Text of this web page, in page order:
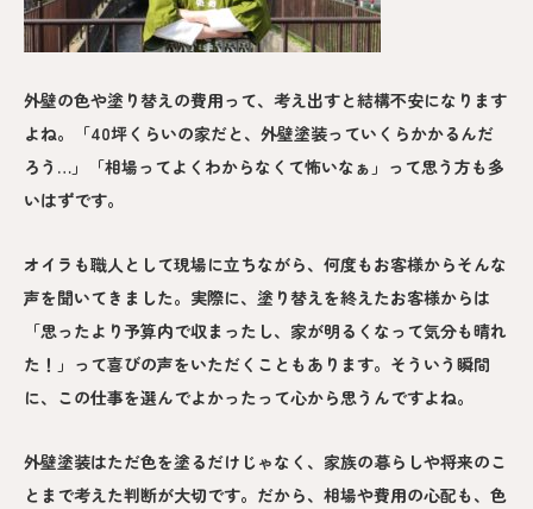
外壁の色や塗り替えの費用って、考え出すと結構不安になります
よね。「40坪くらいの家だと、外壁塗装っていくらかかるんだ
ろう…」「相場ってよくわからなくて怖いなぁ」って思う方も多
いはずです。
オイラも職人として現場に立ちながら、何度もお客様からそんな
声を聞いてきました。実際に、塗り替えを終えたお客様からは
「思ったより予算内で収まったし、家が明るくなって気分も晴れ
た！」って喜びの声をいただくこともあります。そういう瞬間
に、この仕事を選んでよかったって心から思うんですよね。
外壁塗装はただ色を塗るだけじゃなく、家族の暮らしや将来のこ
とまで考えた判断が大切です。だから、相場や費用の心配も、色